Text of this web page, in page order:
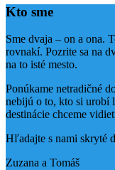
Kto sme
Sme dvaja – on a ona.
rovnakí. Pozrite sa na
na to isté mesto.
Ponúkame netradičné
nebijú o to, kto si urobí
destinácie chceme
Hľadajte s nami skryté
Zuzana a Tomáš